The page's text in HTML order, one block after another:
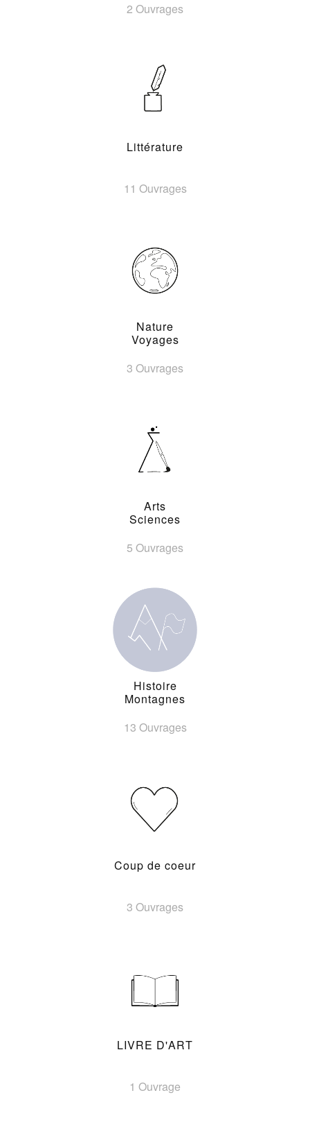
2 Ouvrages
Littérature
11 Ouvrages
Nature
Voyages
3 Ouvrages
Arts
Sciences
5 Ouvrages
Histoire
Montagnes
13 Ouvrages
Coup de coeur
3 Ouvrages
LIVRE D'ART
1 Ouvrage